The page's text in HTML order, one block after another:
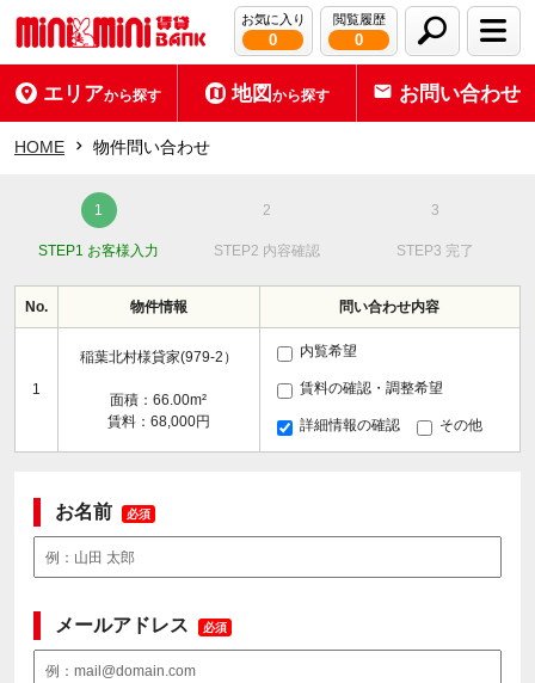
お気に入り
0
閲覧履歴
0
エリアから探す 地図から探す お問い合わせ
HOME 物件問い合わせ
STEP1 お客様入力 STEP2 内容確認 STEP3 完了
No. 物件情報 問い合わせ内容
1
稲葉北村様貸家(979-2）
面積：66.00m²
賃料：68,000円
内覧希望
賃料の確認・調整希望
詳細情報の確認 その他
お名前 必須
メールアドレス 必須